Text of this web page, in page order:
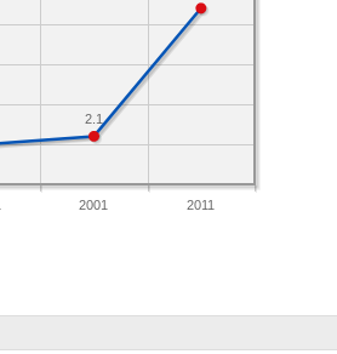
2001 2011
2.1